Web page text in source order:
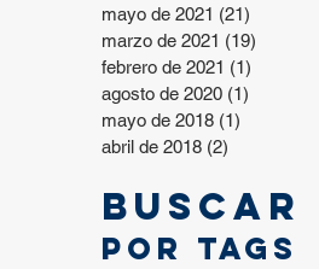
mayo de 2021 (21)
marzo de 2021 (19)
febrero de 2021 (1)
agosto de 2020 (1)
mayo de 2018 (1)
abril de 2018 (2)
Buscar
por tags